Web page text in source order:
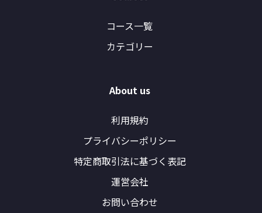
コース一覧
カテゴリー
About us
利用規約
プライバシーポリシー
特定商取引法に基づく表記
運営会社
お問い合わせ